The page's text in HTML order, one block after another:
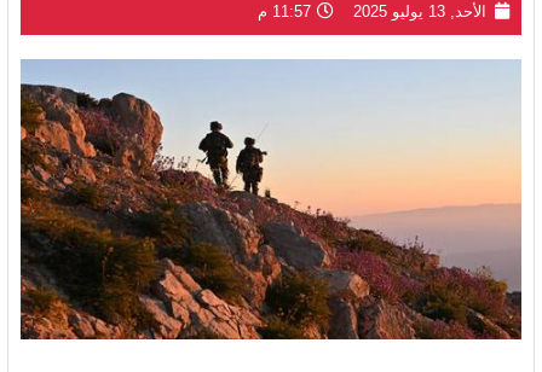
الأحد, 13 يوليو 2025 11:57 م